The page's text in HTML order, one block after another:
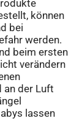
können
bei
werden.
beim ersten
verändern
an der Luft
lassen